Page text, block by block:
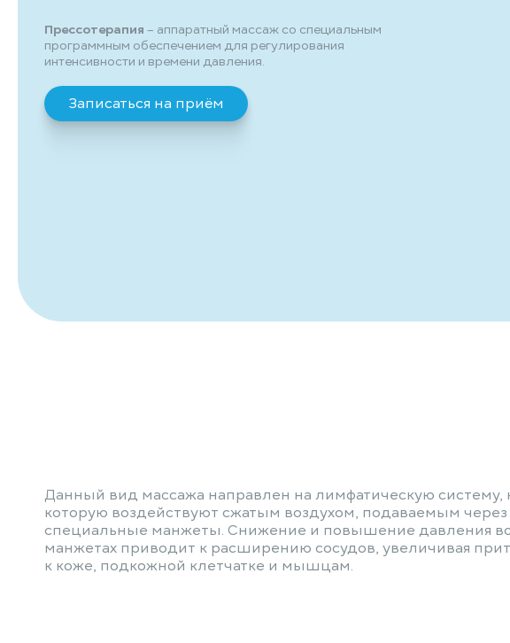
Прессотерапия – аппаратный массаж со специальным
программным обеспечением для регулирования
интенсивности и времени давления.
Записаться на приём
Данный вид массажа направлен на лимфатическую систему,
которую воздействуют сжатым воздухом, подаваемым через
специальные манжеты. Снижение и повышение давления
манжетах приводит к расширению сосудов, увеличивая
к коже, подкожной клетчатке и мышцам.